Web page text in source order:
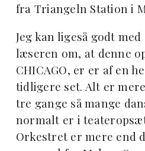
fra Triangeln Station i
Jeg kan ligeså godt
læseren om, at denne
CHICAGO, er er af en
tidligere set. Alt er
tre gange så mange
normalt er i
Orkestret er mere end